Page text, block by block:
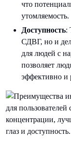
что
утомляемость.
Доступность:
СДВГ, но и
для людей с
позволяет
эффективно и